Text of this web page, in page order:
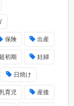
保険 出産
初期 妊婦
日焼け
育児 産後